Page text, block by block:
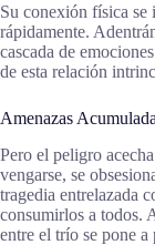
Su conexión física se
rápidamente.
cascada de
de esta relación
Amenazas
Pero el peligro
vengarse, se
tragedia entrelazada
consumirlos a todos.
entre el trío se pone a